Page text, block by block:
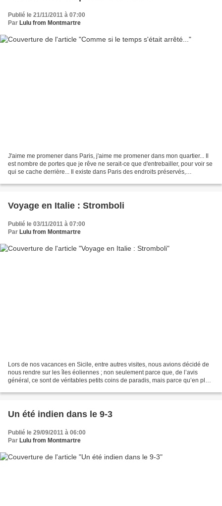
Publié le 21/11/2011 à 07:00
Par Lulu from Montmartre
J'aime me promener dans Paris, j'aime me promener dans mon quartier... Il
est nombre de portes que je rêve ne serait-ce que d'entrebailler, pour voir se
qui se cache derrière... Il existe dans Paris des endroits préservés,
Voyage en Italie : Stromboli
Publié le 03/11/2011 à 07:00
Par Lulu from Montmartre
Lors de nos vacances en Sicile, entre autres visites, nous avions décidé de
nous rendre sur les îles éoliennes ; non seulement parce que, de l’avis
général, ce sont de véritables petits coins de paradis, mais parce qu’en plus,
Un été indien dans le 9-3
Publié le 29/09/2011 à 06:00
Par Lulu from Montmartre